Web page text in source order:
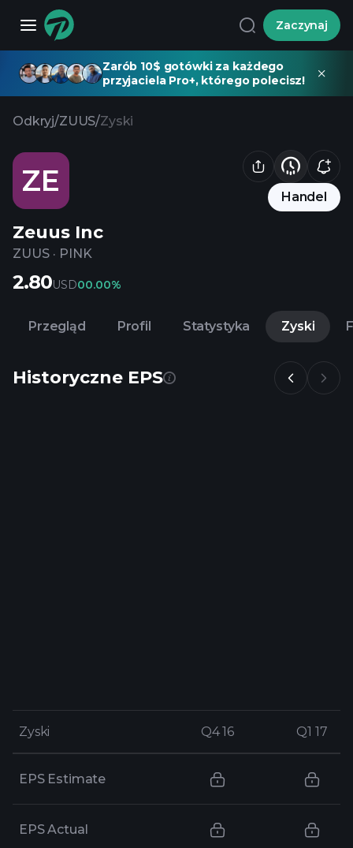
Zaczynaj
Zarób 10$ gotówki za każdego
przyjaciela Pro+, którego polecisz!
Odkryj/ZUUS/Zyski
ZE Handel
Zeuus Inc
ZUUS · PINK
2.80USD00.00%
Przegląd Profil Statystyka Zyski
Historyczne EPS
Zyski Q4 16 Q1 17
Zyski Q4 16 Q1 17
EPS Estimate
EPS Actual